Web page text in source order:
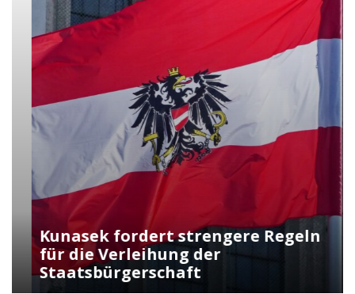
Kunasek fordert strengere Regeln
für die Verleihung der
Staatsbürgerschaft